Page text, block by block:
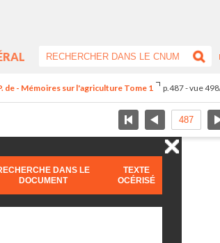
de - Mémoires sur l'agriculture Tome 1 p.487 - vue
DANS LE
DOCUMENT
TEXTE
OCÉRISÉ